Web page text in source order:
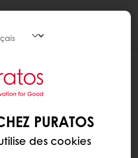
PURATOS
des cookies